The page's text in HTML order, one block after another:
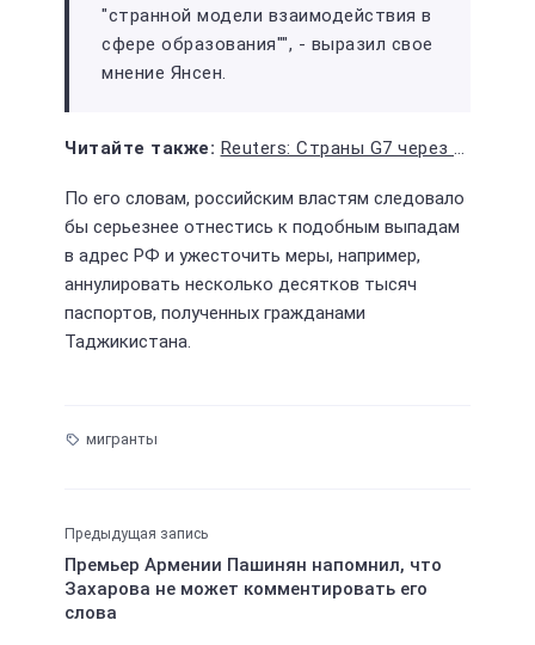
"странной модели взаимодействия в
сфере образования"", - выразил свое
мнение Янсен.
Reuters: Страны G7 через неделю сообщат о новых санкциях против энергосектора России
По его словам, российским властям следовало
бы серьезнее отнестись к подобным выпадам
в адрес РФ и ужесточить меры, например,
аннулировать несколько десятков тысяч
паспортов, полученных гражданами
Таджикистана.
мигранты
Предыдущая запись
Премьер Армении Пашинян напомнил, что
Захарова не может комментировать его
слова